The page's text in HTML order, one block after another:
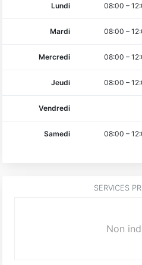
Lundi 08:00 –
Mardi 08:00 –
Mercredi 08:00 –
Jeudi 08:00 –
Vendredi
Samedi 08:00 –
SERVICES
Non